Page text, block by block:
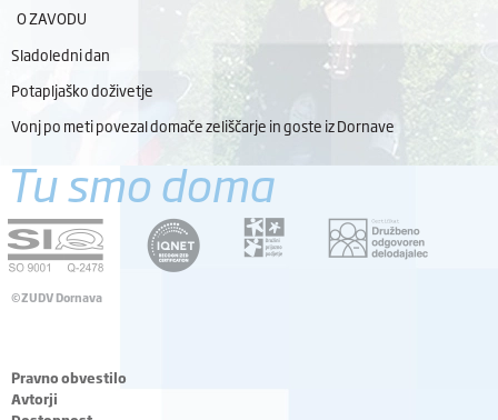
O ZAVODU
Sladoledni dan
Potapljaško doživetje
Vonj po meti povezal domače zeliščarje in goste iz Dornave
Tu smo doma
©ZUDV Dornava
Pravno obvestilo
Avtorji